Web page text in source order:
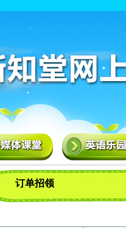
订单招领